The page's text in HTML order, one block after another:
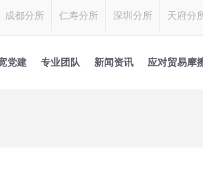
成都分所 仁寿分所 深圳分所 天府分
党建 专业团队 新闻资讯 应对贸易摩